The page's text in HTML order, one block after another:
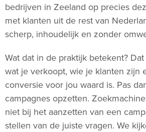
bedrijven in Zeeland op precies
met klanten uit de rest van
scherp, inhoudelijk en zonder
Wat dat in de praktijk betekent?
wat je verkoopt, wie je klanten zijn
conversie voor jou waard is. Pas
campagnes opzetten.
niet bij het aanzetten van een
stellen van de juiste vragen. We